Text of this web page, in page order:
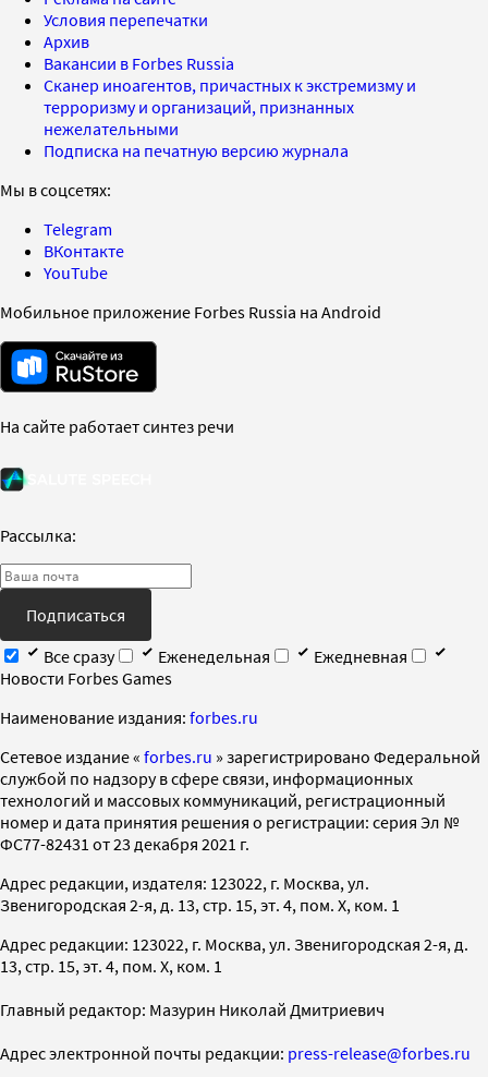
Условия перепечатки
Архив
Вакансии в Forbes Russia
Сканер иноагентов, причастных к экстремизму и
терроризму и организаций, признанных
нежелательными
Подписка на печатную версию журнала
Мы в соцсетях:
Telegram
ВКонтакте
YouTube
Мобильное приложение Forbes Russia на Android
На сайте работает синтез речи
Рассылка:
Подписаться
Все сразу
Еженедельная
Ежедневная
Новости Forbes Games
Наименование издания: forbes.ru
Cетевое издание « forbes.ru » зарегистрировано Федеральной
службой по надзору в сфере связи, информационных
технологий и массовых коммуникаций, регистрационный
номер и дата принятия решения о регистрации: серия Эл №
ФС77-82431 от 23 декабря 2021 г.
Адрес редакции, издателя: 123022, г. Москва, ул.
Звенигородская 2-я, д. 13, стр. 15, эт. 4, пом. X, ком. 1
Адрес редакции: 123022, г. Москва, ул. Звенигородская 2-я, д.
13, стр. 15, эт. 4, пом. X, ком. 1
Главный редактор: Мазурин Николай Дмитриевич
Адрес электронной почты редакции: press-release@forbes.ru